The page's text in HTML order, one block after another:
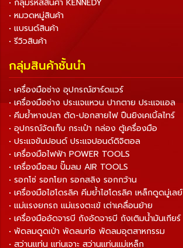
• กลุ่มรหัสสินค้า KENNEDY
• หมวดหมู่สินค้า
• แบรนด์สินค้า
• รีวิวสินค้า
กลุ่มสินค้าชั้นนำ
• เครื่องมือช่าง อุปกรณ์ฮาร์ดแวร์
• เครื่องมือช่าง ประแจแหวน ปากตาย ประแจแอล
• คีมย้ำหางปลา ตัด-ปอกสายไฟ ปืนยิงเคเบิ้ลไทร์
• อุปกรณ์จัดเก็บ กระเป๋า กล่อง ตู้เครื่องมือ
• ประแจขันปอนด์ ประแจปอนด์ดิจิตอล
• เครื่องมือไฟฟ้า POWER TOOLS
• เครื่องมือลม ปั๊มลม AIR TOOLS
• รอกโซ่ รอกโยก รอกสลิง รอกกว้าน
• เครื่องมือไฮโดรลิค คีมย้ำไฮโดรลิค เหล็กดูดมู่เลย์
• แม่แรงยกรถ แม่แรงตะเข้ เต่าเคลื่อนย้าย
• เครื่องมืออัดจารบี ถังอัดจารบี ถังเติมน้ำมันเกียร์
• พัดลมดูดเป่า พัดลมท่อ พัดลมอุตสาหกรรม
• สว่านแท่น แท่นเจาะ สว่านแท่นแม่เหล็ก